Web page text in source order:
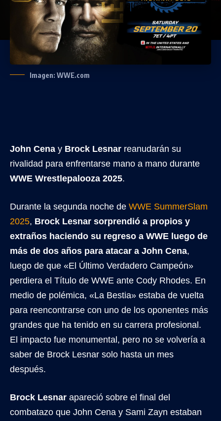
Imagen: WWE.com
John Cena y Brock Lesnar reanudarán su
rivalidad para enfrentarse mano a mano durante
WWE Wrestlepalooza 2025.
Durante la segunda noche de WWE SummerSlam
2025, Brock Lesnar sorprendió a propios y
extraños haciendo su regreso a WWE luego de
más de dos años para atacar a John Cena,
luego de que «El Último Verdadero Campeón»
perdiera el Título de WWE ante Cody Rhodes. En
medio de polémica, «La Bestia» estaba de vuelta
para reencontrarse con uno de los oponentes más
grandes que ha tenido en su carrera profesional.
El impacto fue monumental, pero no se volvería a
saber de Brock Lesnar solo hasta un mes
después.
Brock Lesnar apareció sobre el final del
combatazo que John Cena y Sami Zayn estaban